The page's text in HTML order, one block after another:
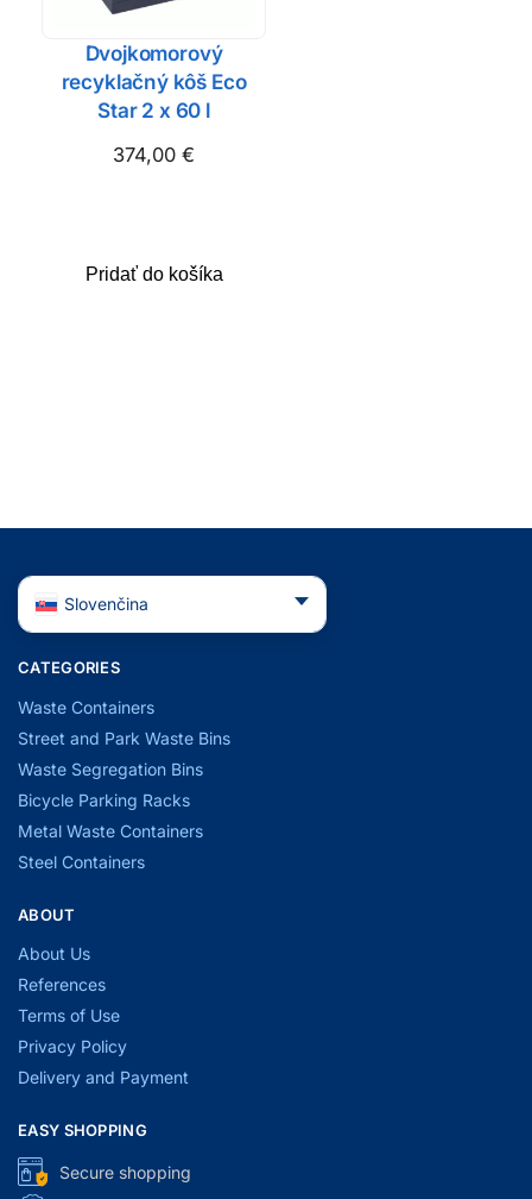
Dvojkomorový
recyklačný kôš Eco
Star 2 x 60 l
374,00 €
Pridať do košíka
Slovenčina
CATEGORIES
Waste Containers
Street and Park Waste Bins
Waste Segregation Bins
Bicycle Parking Racks
Metal Waste Containers
Steel Containers
ABOUT
About Us
References
Terms of Use
Privacy Policy
Delivery and Payment
EASY SHOPPING
Secure shopping